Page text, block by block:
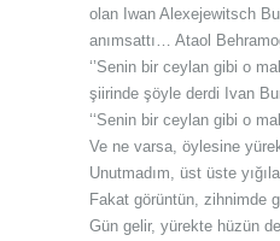
olan Iwan Alexejewitsch
anımsattı… Ataol
‘’Senin bir ceylan gibi o
şiirinde şöyle derdi Ivan
‘‘Senin bir ceylan gibi o
Ve ne varsa, öylesine
Unutmadım, üst üste
Fakat görüntün, zihnimde
Gün gelir, yürekte hüzün